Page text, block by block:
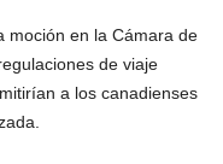
moción en la Cámara de
de viaje
a los canadienses